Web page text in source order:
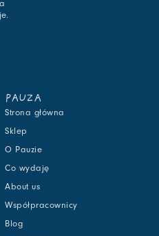
PAUZA
Strona główna
Sklep
O Pauzie
Co wydaję
About us
Współpracownicy
Blog